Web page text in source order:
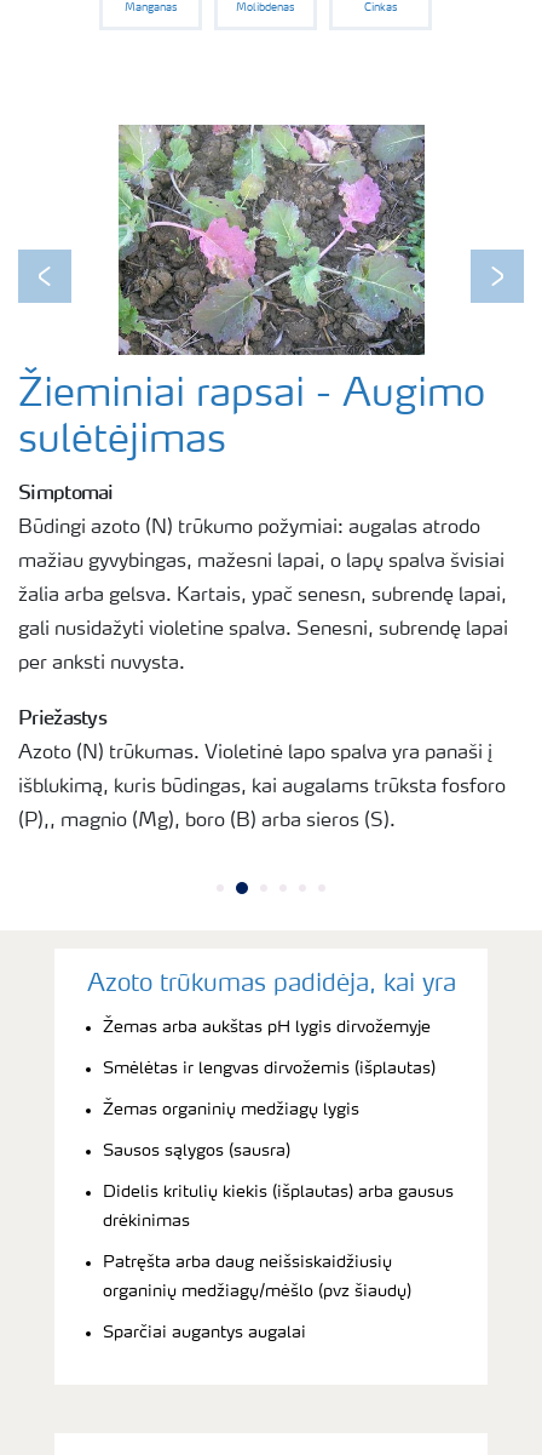
Manganas Molibdenas Cinkas
Previous Next
Žieminiai rapsai - Augimo
sulėtėjimas
Simptomai
Būdingi azoto (N) trūkumo požymiai: augalas atrodo
mažiau gyvybingas, mažesni lapai, o lapų spalva švisiai
žalia arba gelsva. Kartais, ypač senesn, subrendę lapai,
gali nusidažyti violetine spalva. Senesni, subrendę lapai
per anksti nuvysta.
Priežastys
Azoto (N) trūkumas. Violetinė lapo spalva yra panaši į
išblukimą, kuris būdingas, kai augalams trūksta fosforo
(P),, magnio (Mg), boro (B) arba sieros (S).
Azoto trūkumas padidėja, kai yra
Žemas arba aukštas pH lygis dirvožemyje
Smėlėtas ir lengvas dirvožemis (išplautas)
Žemas organinių medžiagų lygis
Sausos sąlygos (sausra)
Didelis kritulių kiekis (išplautas) arba gausus
drėkinimas
Patręšta arba daug neišsiskaidžiusių
organinių medžiagų/mėšlo (pvz šiaudų)
Sparčiai augantys augalai